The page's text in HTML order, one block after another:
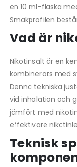
en 10 ml-flaska
Smakprofilen
Vad är
Nikotinsalt är en
kombinerats med
Denna tekniska
vid inhalation och
jämfört med
effektivare
Teknisk